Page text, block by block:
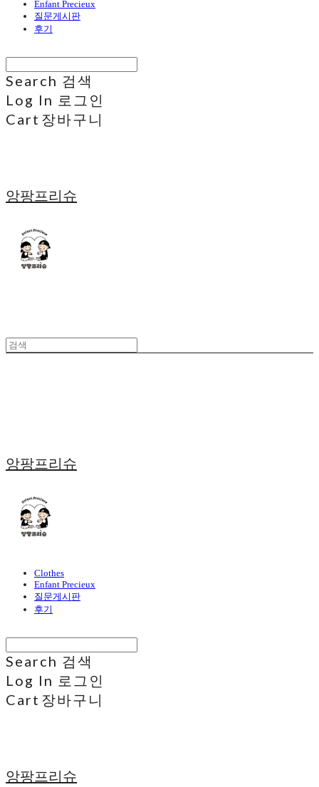
Enfant Precieux
질문게시판
후기
Search 검색
Log In 로그인
Cart 장바구니
앙팡프리슈
앙팡프리슈
Clothes
Enfant Precieux
질문게시판
후기
Search 검색
Log In 로그인
Cart 장바구니
앙팡프리슈